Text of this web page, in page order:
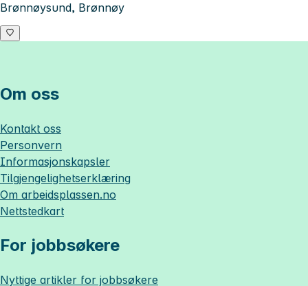
Brønnøysund, Brønnøy
Om oss
Kontakt oss
Personvern
Informasjonskapsler
Tilgjengelighetserklæring
Om arbeidsplassen.no
Nettstedkart
For jobbsøkere
Nyttige artikler for jobbsøkere